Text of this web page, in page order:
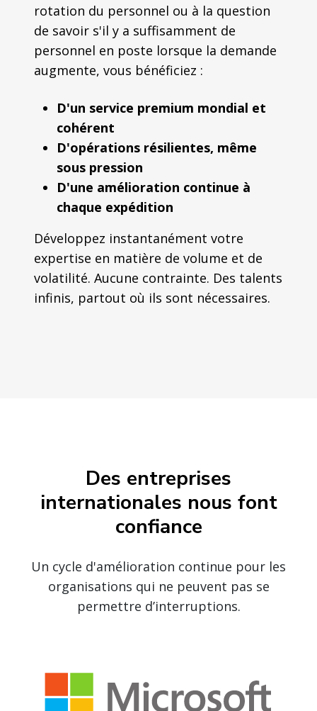
rotation du personnel ou à la question
de savoir s'il y a suffisamment de
personnel en poste lorsque la demande
augmente, vous bénéficiez :
D'un service premium mondial et
cohérent
D'opérations résilientes, même
sous pression
D'une amélioration continue à
chaque expédition
Développez instantanément votre
expertise en matière de volume et de
volatilité. Aucune contrainte. Des talents
infinis, partout où ils sont nécessaires.
Des entreprises
internationales nous font
confiance
Un cycle d'amélioration continue pour les
organisations qui ne peuvent pas se
permettre d’interruptions.